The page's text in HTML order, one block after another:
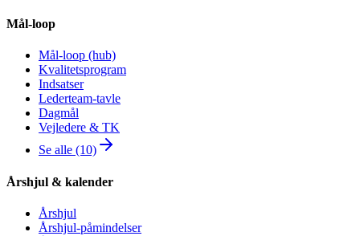
Mål-loop
Mål-loop (hub)
Kvalitetsprogram
Indsatser
Lederteam-tavle
Dagmål
Vejledere & TK
Se alle (10)
Årshjul & kalender
Årshjul
Årshjul-påmindelser